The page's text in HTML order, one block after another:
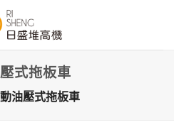
式拖板車
油壓式拖板車